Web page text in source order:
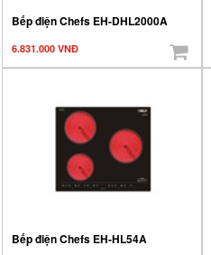
Bếp điện Chefs EH-DHL2000A
6.831.000 VNĐ
Bếp điện Chefs EH-HL54A